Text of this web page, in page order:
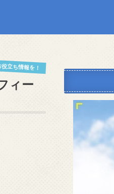
役立ち情報を！
ィー